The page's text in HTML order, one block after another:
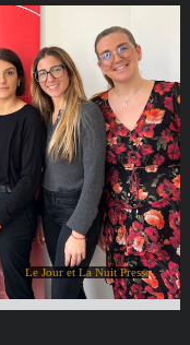
Le Jour et La Nuit Presse